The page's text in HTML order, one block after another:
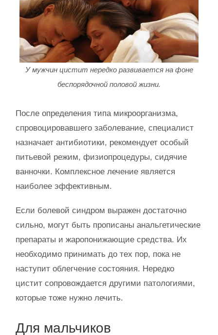
У мужчин цистит нередко развивается на фоне
беспорядочной половой жизни.
После определения типа микроорганизма,
спровоцировавшего заболевание, специалист
назначает антибиотики, рекомендует особый
питьевой режим, физиопроцедуры, сидячие
ванночки. Комплексное лечение является
наиболее эффективным.
Если болевой синдром выражен достаточно
сильно, могут быть прописаны анальгетические
препараты и жаропонижающие средства. Их
необходимо принимать до тех пор, пока не
наступит облегчение состояния. Нередко
цистит сопровождается другими патологиями,
которые тоже нужно лечить.
Для мальчиков